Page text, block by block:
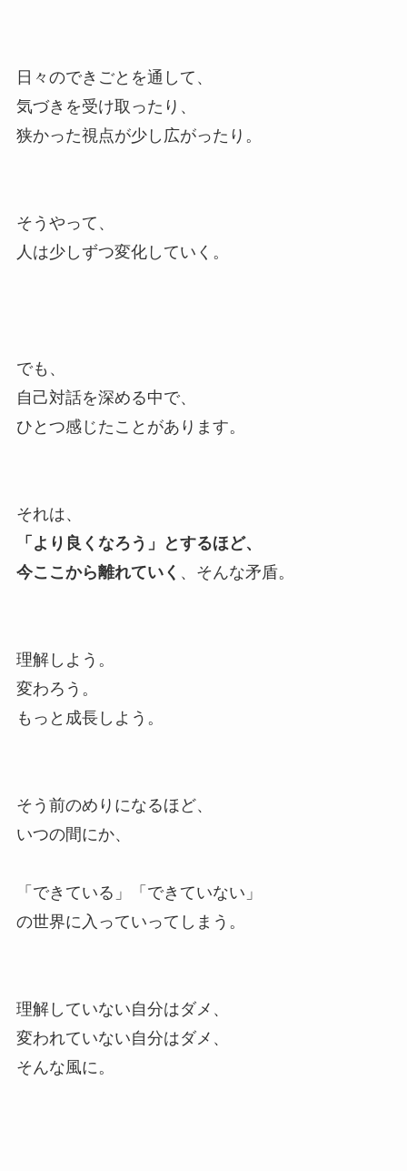
日々のできごとを通して、
気づきを受け取ったり、
狭かった視点が少し広がったり。
そうやって、
人は少しずつ変化していく。
でも、
自己対話を深める中で、
ひとつ感じたことがあります。
それは、
「より良くなろう」とするほど、
今ここから離れていく 、そんな矛盾。
理解しよう。
変わろう。
もっと成長しよう。
そう前のめりになるほど、
いつの間にか、
「できている」「できていない」
の世界に入っていってしまう。
理解していない自分はダメ、
変われていない自分はダメ、
そんな風に。